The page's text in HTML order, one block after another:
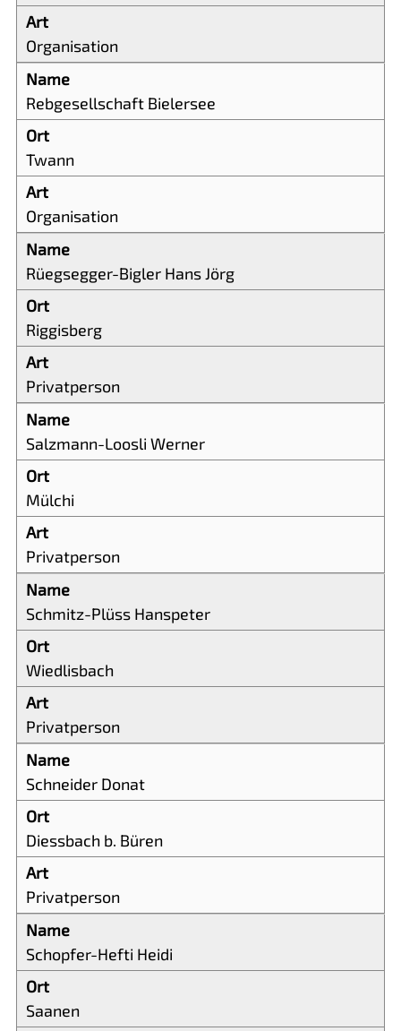
Organisation
Rebgesellschaft Bielersee
Twann
Organisation
Rüegsegger-Bigler Hans Jörg
Riggisberg
Privatperson
Salzmann-Loosli Werner
Mülchi
Privatperson
Schmitz-Plüss Hanspeter
Wiedlisbach
Privatperson
Schneider Donat
Diessbach b. Büren
Privatperson
Schopfer-Hefti Heidi
Saanen